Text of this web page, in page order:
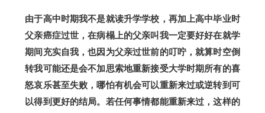
由于高中时期我不是就读升学学校，再加上高中毕业时
父亲癌症过世，在病榻上的父亲叫我一定要好好在就学
期间充实自我，也因为父亲过世前的叮咛，就算时空倒
转我可能还是会不加思索地重新接受大学时期所有的喜
怒哀乐甚至失败，哪怕有机会可以重新来过或逆转到可
以得到更好的结局。若任何事情都能重新来过，这样的